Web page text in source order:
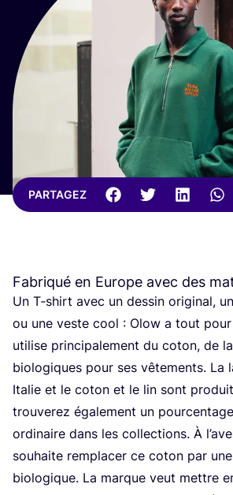
PARTAGEZ
Fabriqué en Europe avec des
Un T‑shirt avec un des­sin ori­gi­nal,
ou une veste cool : Olow a tout
uti­lise prin­ci­pa­le­ment du coton, de
bio­lo­giques pour ses vête­ments. La
Ita­lie et le coton et le lin sont
trou­ve­rez éga­le­ment un
ordi­naire dans les col­lec­tions. À
sou­haite rem­pla­cer ce coton par
bio­lo­gique. La marque veut mettre